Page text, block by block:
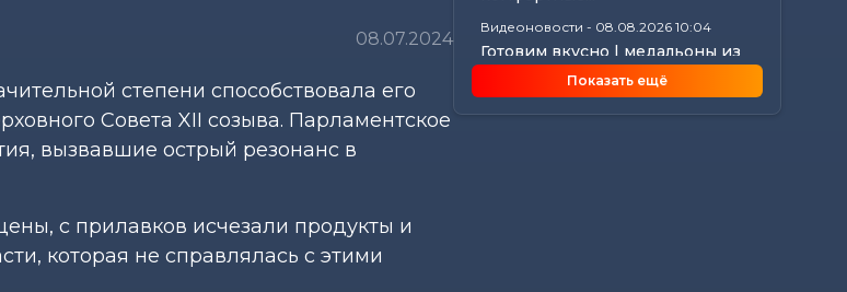
08.07.2024
степени способствовала его
Совета XII созыва. Парламентское
вызвавшие острый резонанс в
с прилавков исчезали продукты и
которая не справлялась с этими
Видеоновости - 08.08.2026 10:04
Готовим вкусно | медальоны из
говядины, салат с баклажанами,
заливной...
Показать ещё